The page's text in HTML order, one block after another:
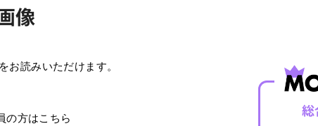
像
お読みいただけます。
の方はこちら 総